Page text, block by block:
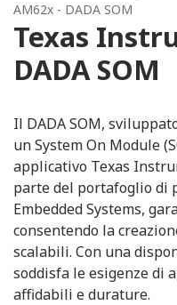
AM62x - DADA SOM
Texas
DADA SOM
Il DADA SOM,
un System On Module
applicativo Texas
parte del portafoglio di
Embedded Systems,
consentendo la
scalabili. Con una
soddisfa le esigenze di
affidabili e durature.